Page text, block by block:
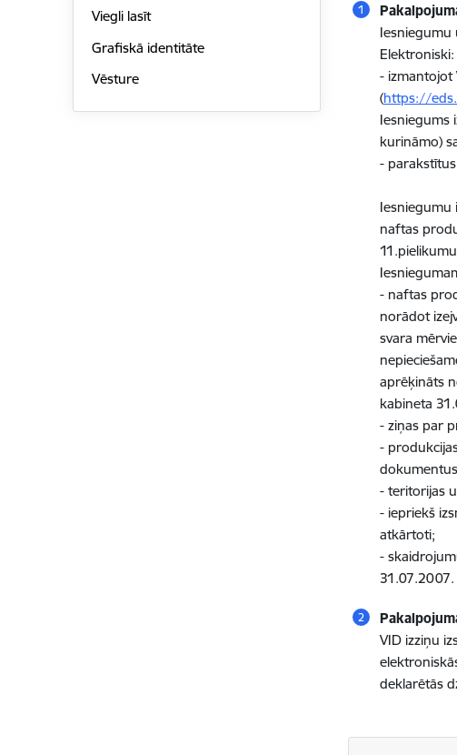
Viegli lasīt
Grafiskā identitāte
Vēsture
Iesniegumu
Elektroniski:
- ​​izmantojot
(https://
Iesniegums
kurināmo)
-
Iesniegumu
naftas
- naftas
norādot
svara
aprēķināts
kabineta
- ziņas par
-
- teritorijas
- iepriekš
atkārtoti;
-
VID izziņu
deklarētās